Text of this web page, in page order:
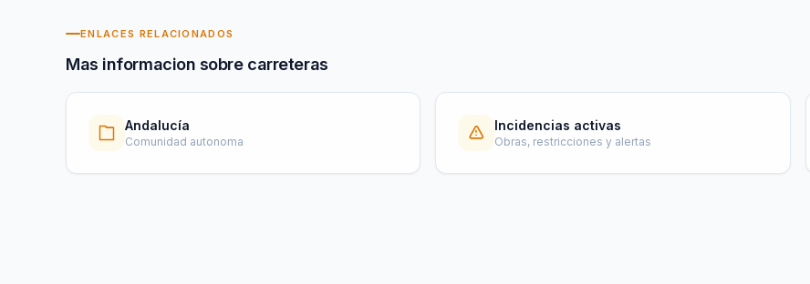
ENLACES RELACIONADOS
Mas informacion sobre carreteras
Andalucía
Comunidad autonoma
Incidencias activas
Obras, restricciones y alertas